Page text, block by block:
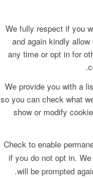
We fully respect if you
and again kindly
any time or opt in for
We provide you with a
so you can check what
show or modify
Check to enable
if you do not opt in.
will be prompted